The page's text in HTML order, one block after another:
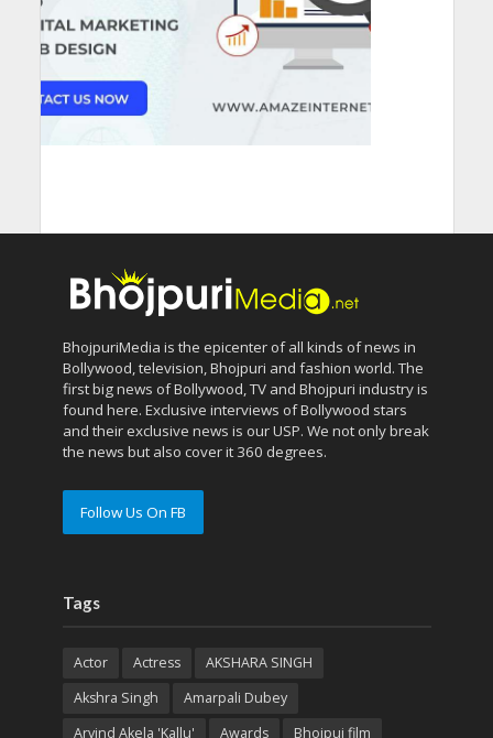
BhojpuriMedia is the epicenter of all kinds of news in
Bollywood, television, Bhojpuri and fashion world. The
first big news of Bollywood, TV and Bhojpuri industry is
found here. Exclusive interviews of Bollywood stars
and their exclusive news is our USP. We not only break
the news but also cover it 360 degrees.
Follow Us On FB
Tags
Actor Actress
AKSHARA SINGH
Akshra Singh
Amarpali Dubey
Arvind Akela 'Kallu'
Awards
Bhojpui film